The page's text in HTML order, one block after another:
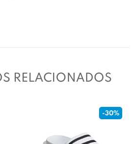
RELACIONADOS
-30%